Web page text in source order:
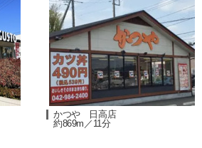
かつや 日高店
約869m／11分